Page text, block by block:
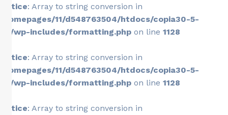
Notice: Array to string conversion in
/homepages/11/d548763504/htdocs/copia30-5-
26/wp-includes/formatting.php on line 1128
Notice: Array to string conversion in
/homepages/11/d548763504/htdocs/copia30-5-
26/wp-includes/formatting.php on line 1128
Notice: Array to string conversion in